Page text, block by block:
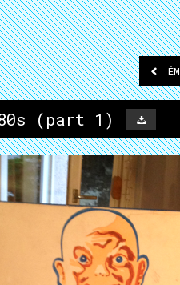
(part 1)